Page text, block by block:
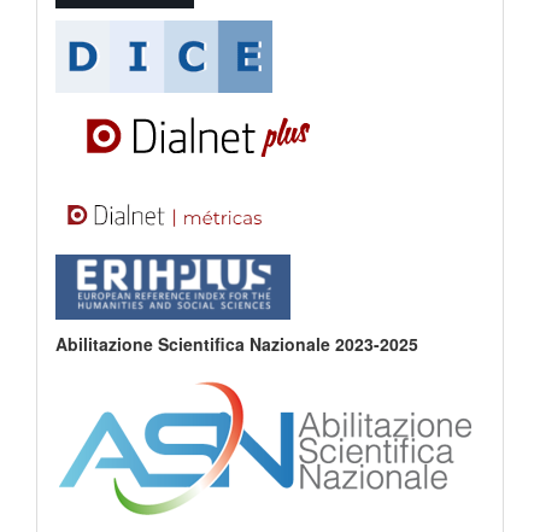
Abilitazione Scientifica Nazionale 2023-2025